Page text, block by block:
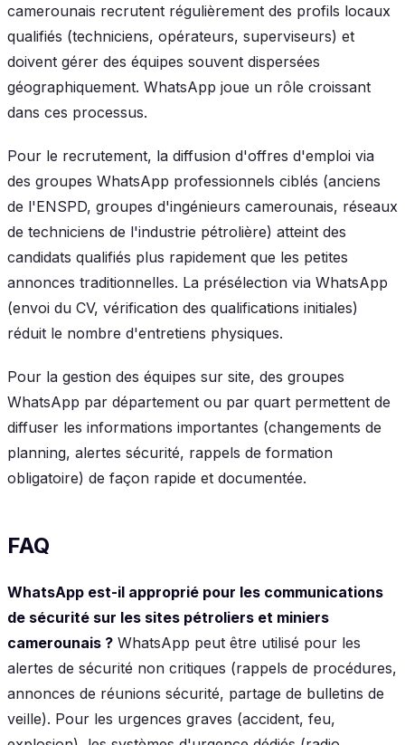
camerounais recrutent régulièrement des profils locaux
qualifiés (techniciens, opérateurs, superviseurs) et
doivent gérer des équipes souvent dispersées
géographiquement. WhatsApp joue un rôle croissant
dans ces processus.
Pour le recrutement, la diffusion d'offres d'emploi via
des groupes WhatsApp professionnels ciblés (anciens
de l'ENSPD, groupes d'ingénieurs camerounais, réseaux
de techniciens de l'industrie pétrolière) atteint des
candidats qualifiés plus rapidement que les petites
annonces traditionnelles. La présélection via WhatsApp
(envoi du CV, vérification des qualifications initiales)
réduit le nombre d'entretiens physiques.
Pour la gestion des équipes sur site, des groupes
WhatsApp par département ou par quart permettent de
diffuser les informations importantes (changements de
planning, alertes sécurité, rappels de formation
obligatoire) de façon rapide et documentée.
FAQ
WhatsApp est-il approprié pour les communications
de sécurité sur les sites pétroliers et miniers
camerounais ? WhatsApp peut être utilisé pour les
alertes de sécurité non critiques (rappels de procédures,
annonces de réunions sécurité, partage de bulletins de
veille). Pour les urgences graves (accident, feu,